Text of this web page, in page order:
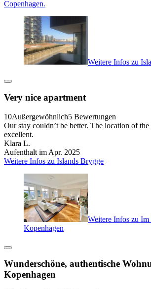
Copenhagen.
Weitere Infos zu
Very nice apartment
10Außergewöhnlich5 Bewertungen
Our stay couldn’t be better. The location of the
excellent.
Klara L.
Aufenthalt im Apr. 2025
Weitere Infos zu Islands Brygge
Weitere Infos zu Im
Kopenhagen
Wunderschöne, authentische
Kopenhagen